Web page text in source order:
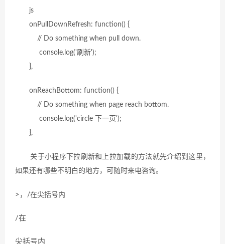
js
onPullDownRefresh: function() {
// Do something when pull down.
console.log('刷新');
},
onReachBottom: function() {
// Do something when page reach bottom.
console.log('circle 下一页');
},
关于小程序下拉刷新和上拉加载的方法就先介绍到这里，
如果还有哪些不明白的地方，可随时来电咨询。
>， /在尖括号内
/在
尖括号内